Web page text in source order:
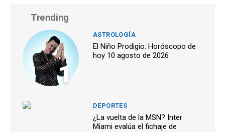
Trending
1
ASTROLOGÍA
El Niño Prodigio: Horóscopo de
hoy 10 agosto de 2026
DEPORTES
¿La vuelta de la MSN? Inter
Miami evalúa el fichaje de